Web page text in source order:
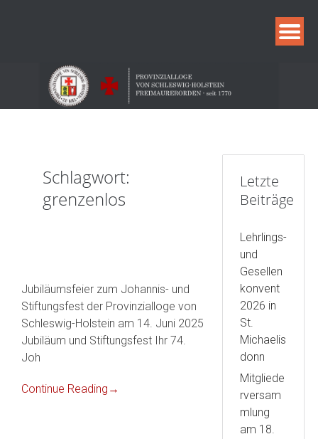
Schlagwort:
grenzenlos
Jubiläumsfeier zum Johannis- und
Stiftungsfest der Provinzialloge von
Schleswig-Holstein am 14. Juni 2025
Jubiläum und Stiftungsfest Ihr 74.
Joh
Continue Reading →
Letzte
Beiträge
Lehrlings-
und
Gesellen
konvent
2026 in
St.
Michaelis
donn
Mitgliede
rversam
mlung
am 18.